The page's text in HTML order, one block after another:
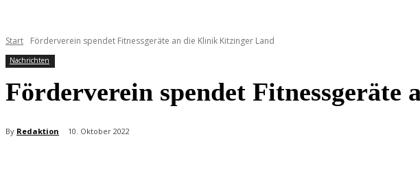
Start Förderverein spendet Fitnessgeräte an die Klinik Kitzinger Land
Nachrichten
Förderverein spendet
By Redaktion 10. Oktober 2022